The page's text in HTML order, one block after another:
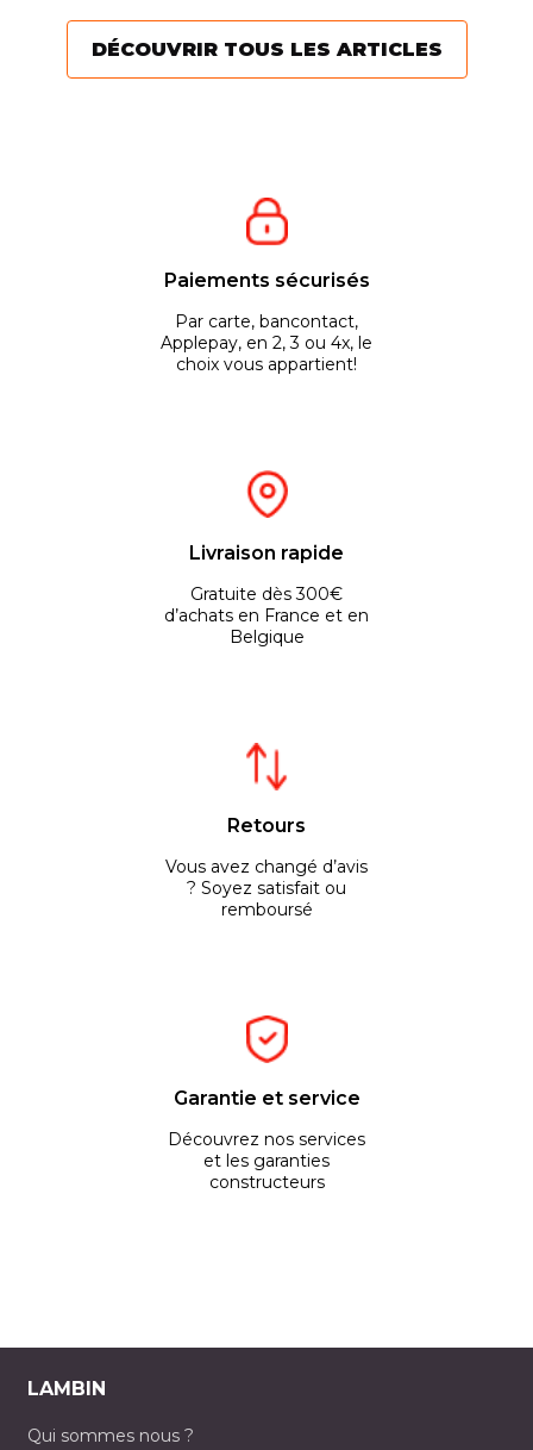
permettent d’être...
DÉCOUVRIR TOUS LES ARTICLES
Paiements sécurisés
Par carte, bancontact,
Applepay, en 2, 3 ou 4x, le
choix vous appartient!
Livraison rapide
Gratuite dès 300€
d’achats en France et en
Belgique
Retours
Vous avez changé d’avis
? Soyez satisfait ou
remboursé
Garantie et service
Découvrez nos services
et les garanties
constructeurs
LAMBIN
Qui sommes nous ?